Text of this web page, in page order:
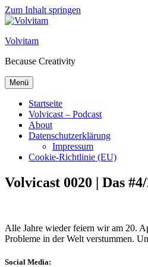
Zum Inhalt springen
Volvitam
Because Creativity
Menü
Startseite
Volvicast – Podcast
About
Datenschutzerklärung
Impressum
Cookie-Richtlinie (EU)
Volvicast 0020 | Das
Alle Jahre wieder feiern wir am 20.
Probleme in der Welt verstummen.
Social Media: